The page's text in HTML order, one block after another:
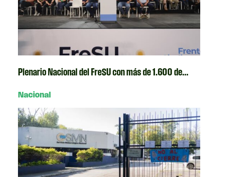
Plenario Nacional del FreSU con más de 1.600 de...
Nacional